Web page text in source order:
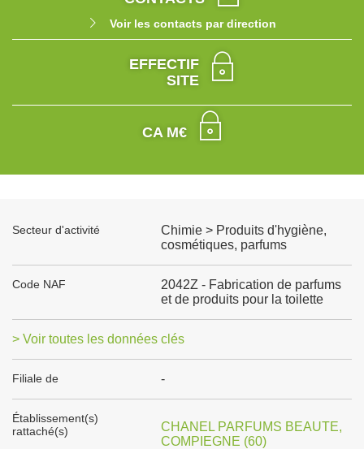
Voir les contacts par direction
EFFECTIF
SITE
CA M€
Secteur d'activité
Chimie > Produits d'hygiène,
cosmétiques, parfums
Code NAF
2042Z - Fabrication de parfums
et de produits pour la toilette
> Voir toutes les données clés
Filiale de -
Établissement(s)
rattaché(s)
CHANEL PARFUMS BEAUTE,
COMPIEGNE (60)